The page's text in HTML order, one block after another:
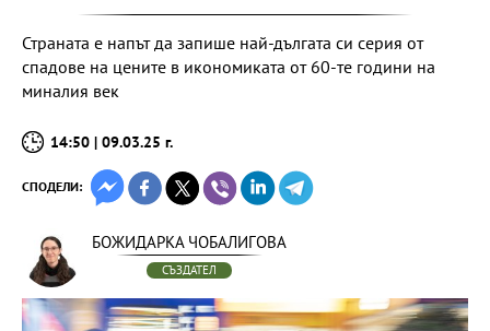
Страната е напът да запише най-дългата си серия от
спадове на цените в икономиката от 60-те години на
миналия век
14:50 | 09.03.25 г.
СПОДЕЛИ:
БОЖИДАРКА ЧОБАЛИГОВА
СЪЗДАТЕЛ